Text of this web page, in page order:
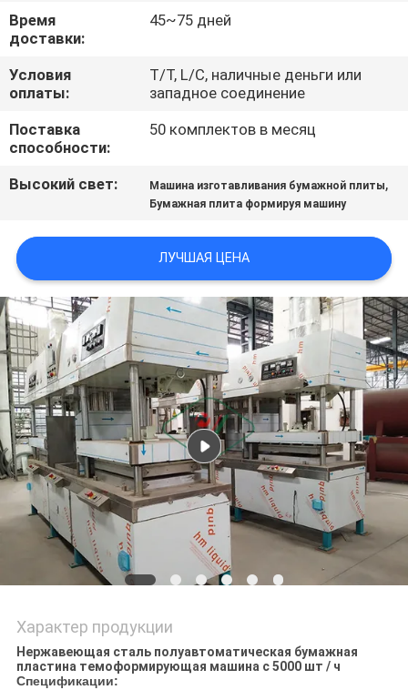
ПРОВЕРКА
КАЧЕСТВА
СВЯЖИТЕСЬ
МЫ
НОВОСТИ
КАРТА
САЙТА
PRIVACY
POLICY
Время
доставки:
45~75 дней
Условия
оплаты:
T/T, L/C, наличные деньги или
западное соединение
Поставка
способности:
50 комплектов в месяц
Высокий свет: Машина изготавливания бумажной плиты,
Бумажная плита формируя машину
ЛУЧШАЯ ЦЕНА
Характер продукции
Нержавеющая сталь полуавтоматическая бумажная
пластина темоформирующая машина с 5000 шт / ч
Спецификации: